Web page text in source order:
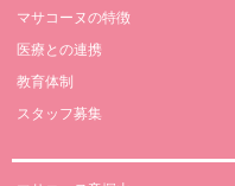
マサコーヌの特徴
医療との連携
教育体制
スタッフ募集